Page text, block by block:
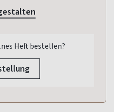
Heft bestellen?